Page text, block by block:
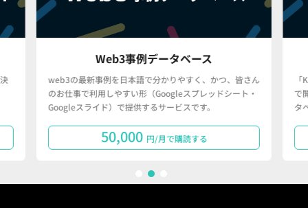
Web3事例データベース
web3の最新事例を日本語で分かりやすく、かつ、皆さん
のお仕事で利用しやすい形（Googleスプレッドシート・
Googleスライド）で提供するサービスです。
50,000 円/月で購読する
で
タ